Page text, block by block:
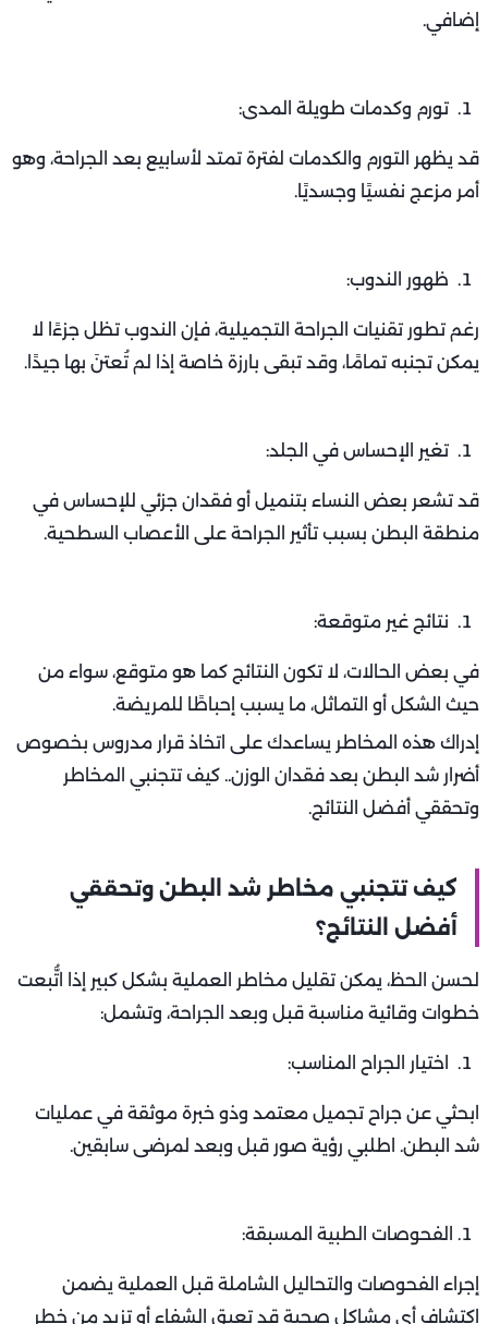
إضافي.
تورم وكدمات طويلة المدى:
قد يظهر التورم والكدمات لفترة تمتد لأسابيع بعد الجراحة، وهو
أمر مزعج نفسيًا وجسديًا.
ظهور الندوب:
رغم تطور تقنيات الجراحة التجميلية، فإن الندوب تظل جزءًا لا
يمكن تجنبه تمامًا، وقد تبقى بارزة خاصة إذا لم تُعتنَ بها جيدًا.
تغير الإحساس في الجلد:
قد تشعر بعض النساء بتنميل أو فقدان جزئي للإحساس في
منطقة البطن بسبب تأثير الجراحة على الأعصاب السطحية.
نتائج غير متوقعة:
في بعض الحالات، لا تكون النتائج كما هو متوقع، سواء من
حيث الشكل أو التماثل، ما يسبب إحباطًا للمريضة.
إدراك هذه المخاطر يساعدك على اتخاذ قرار مدروس بخصوص
أضرار شد البطن بعد فقدان الوزن.. كيف تتجنبي المخاطر
وتحققي أفضل النتائج.
كيف تتجنبي مخاطر شد البطن وتحققي
أفضل النتائج؟
لحسن الحظ، يمكن تقليل مخاطر العملية بشكل كبير إذا اتُّبعت
خطوات وقائية مناسبة قبل وبعد الجراحة، وتشمل:
اختيار الجراح المناسب:
ابحثي عن جراح تجميل معتمد وذو خبرة موثقة في عمليات
شد البطن. اطلبي رؤية صور قبل وبعد لمرضى سابقين.
الفحوصات الطبية المسبقة:
إجراء الفحوصات والتحاليل الشاملة قبل العملية يضمن
اكتشاف أي مشاكل صحية قد تعيق الشفاء أو تزيد من خطر